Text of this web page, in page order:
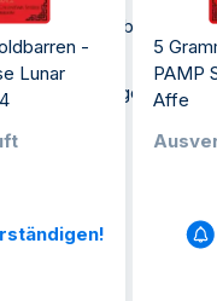
der Goldbarren
Provision
einem
-
Lunar
5
PAMP
Affe